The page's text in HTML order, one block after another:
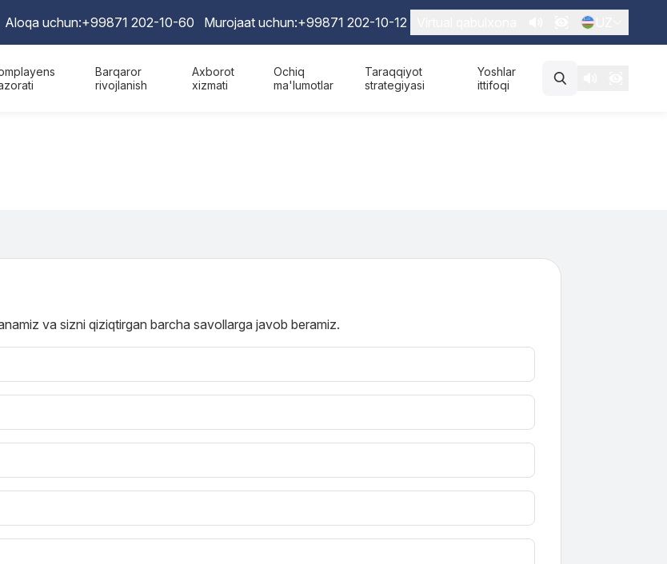
Aloqa uchun:+99871 202-10-60 Murojaat uchun:+99871 202-10-12
Barqaror
rivojlanish
Axborot
xizmati
Ochiq
ma'lumotlar
Taraqqiyot
strategiyasi
Yoshlar
ittifoqi
va sizni qiziqtirgan barcha savollarga javob beramiz.